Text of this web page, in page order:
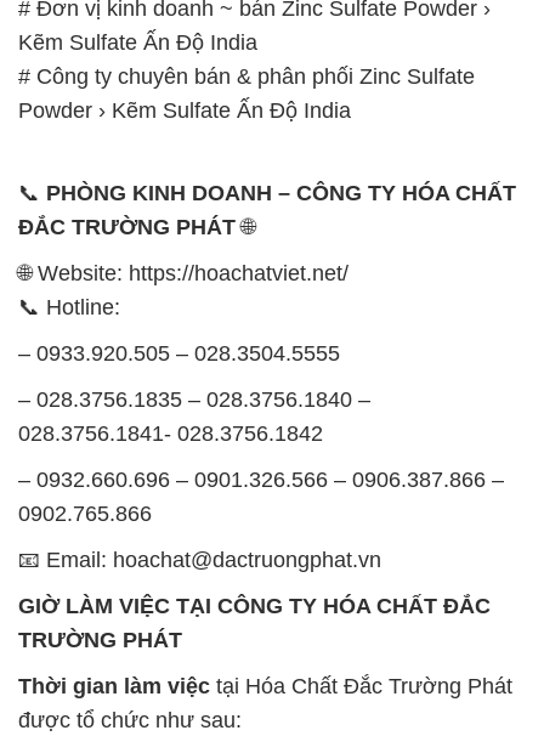
# Đơn vị kinh doanh ~ bán Zinc Sulfate Powder ›
Kẽm Sulfate Ấn Độ India
# Công ty chuyên bán & phân phối Zinc Sulfate
Powder › Kẽm Sulfate Ấn Độ India
📞 PHÒNG KINH DOANH – CÔNG TY HÓA CHẤT
ĐẮC TRƯỜNG PHÁT🌐
🌐 Website: https://hoachatviet.net/
📞 Hotline:
– 0933.920.505 – 028.3504.5555
– 028.3756.1835 – 028.3756.1840 –
028.3756.1841- 028.3756.1842
– 0932.660.696 – 0901.326.566 – 0906.387.866 –
0902.765.866
📧 Email: hoachat@dactruongphat.vn
GIỜ LÀM VIỆC TẠI CÔNG TY HÓA CHẤT ĐẮC
TRƯỜNG PHÁT
Thời gian làm việc tại Hóa Chất Đắc Trường Phát
được tổ chức như sau: